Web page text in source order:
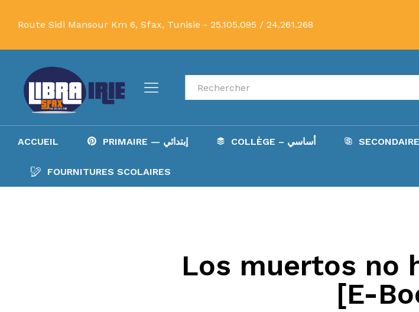
Route Sidi Mansour Km 6, Sfax, Tunisie - 25.105.095 / 24.261.268
Recherche
ACCUEIL PRIMAIRE — إبتدائي COLLÈGE – أساسي
FOURNITURES SCOLAIRES
Los muertos no
[E-